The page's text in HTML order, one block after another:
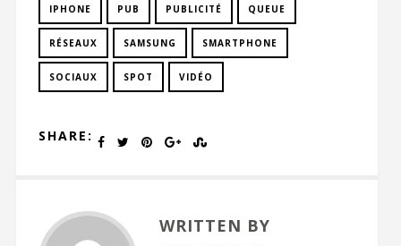
IPHONE PUB PUBLICITÉ QUEUE
RÉSEAUX SAMSUNG SMARTPHONE
SOCIAUX SPOT VIDÉO
SHARE:
WRITTEN BY